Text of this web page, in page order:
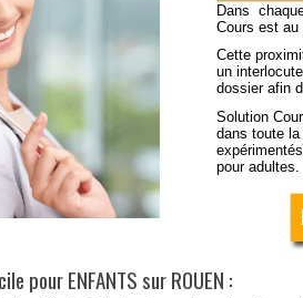
Dans
Cours est au
Cette
un
dossier afin
Solution
dans toute
pour adultes.
pour ENFANTS sur ROUEN :